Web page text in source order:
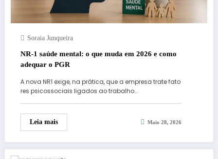
Soraia Junqueira
NR-1 saúde mental: o que muda em 2026 e como
adequar o PGR
A nova NR1 exige, na prática, que a empresa trate fato
res psicossociais ligados ao trabalho…
Leia mais Maio 28, 2026